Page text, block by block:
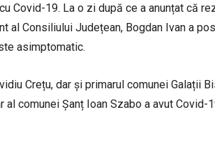
Covid-19. La o zi după ce a anunțat că
Consiliului Județean, Bogdan Ivan a
asimptomatic.
Crețu, dar și primarul comunei Galații
comunei Șanț Ioan Szabo a avut Covid-